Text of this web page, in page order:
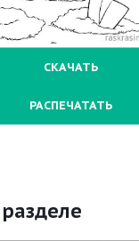
СКАЧАТЬ
РАСПЕЧАТАТЬ